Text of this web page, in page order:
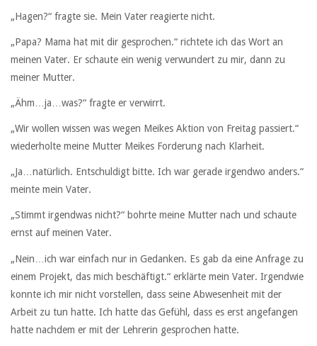
„Hagen?“ fragte sie. Mein Vater reagierte nicht.
„Papa? Mama hat mit dir gesprochen.“ richtete ich das Wort an
meinen Vater. Er schaute ein wenig verwundert zu mir, dann zu
meiner Mutter.
„Ähm…ja…was?“ fragte er verwirrt.
„Wir wollen wissen was wegen Meikes Aktion von Freitag passiert.“
wiederholte meine Mutter Meikes Forderung nach Klarheit.
„Ja…natürlich. Entschuldigt bitte. Ich war gerade irgendwo anders.“
meinte mein Vater.
„Stimmt irgendwas nicht?“ bohrte meine Mutter nach und schaute
ernst auf meinen Vater.
„Nein…ich war einfach nur in Gedanken. Es gab da eine Anfrage zu
einem Projekt, das mich beschäftigt.“ erklärte mein Vater. Irgendwie
konnte ich mir nicht vorstellen, dass seine Abwesenheit mit der
Arbeit zu tun hatte. Ich hatte das Gefühl, dass es erst angefangen
hatte nachdem er mit der Lehrerin gesprochen hatte.